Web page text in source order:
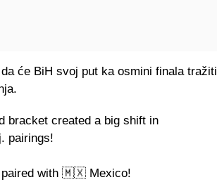
će BiH svoj put ka osmini finala tražiti
bracket created a big shift in
pairings!
with 🇲🇽 Mexico!